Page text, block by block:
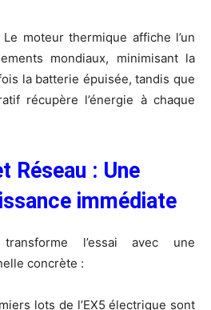
moteur thermique affiche l’un
mondiaux, minimisant la
la batterie épuisée, tandis que
récupère l’énergie à chaque
Réseau : Une
immédiate
l’essai avec une
concrète :
lots de l’EX5 électrique sont